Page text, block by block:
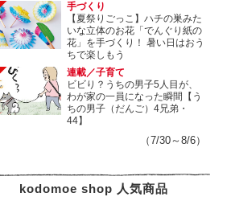
手づくり
【夏祭りごっこ】ハチの巣みた
いな立体のお花「でんぐり紙の
花」を手づくり！ 暑い日はおう
ちで楽しもう
連載／子育て
ビビり？うちの男子5人目が、
わが家の一員になった瞬間【う
ちの男子（だんご）4兄弟・
44】
（7/30～8/6）
kodomoe shop 人気商品